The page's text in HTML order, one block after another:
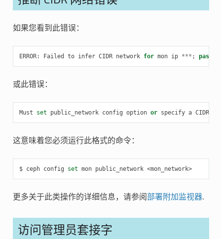
如果您看到此错误：
ERROR: Failed to infer CIDR network for mon ip *** ; pass
或此错误：
Must set public_network config option or specify a CIDR
这意味着您必须运行此格式的命令：
ceph config set mon public_network <mon_network>
更多关于此类操作的详细信息，请参阅部署附加监视器.
访问管理员套接字